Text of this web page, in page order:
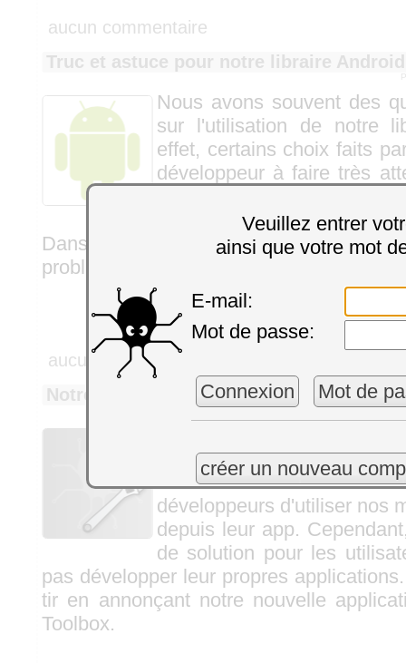
Veuillez entrer
ainsi que votre mot
E-mail:
Mot de passe:
Connexion Mot de
créer un nouveau
aucun commentaire
Truc et astuce pour notre libraire Android
Nous avons souvent des
sur l'utilisation de notre
effet, certains choix faits
développeur à faire très
plus particulièrement
Dans cet article, nous allons vous
problème.
aucun commentaire
Notre nouvelle app Android : Yocto-
Par seb, dans
VirtualHub. Elle
fournissons une librairie
développeurs d'utiliser nos
depuis leur app.
de solution pour les
pas développer leur propres
tir en annonçant notre nouvelle
Toolbox.